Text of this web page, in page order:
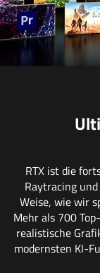
RTX ist die
Raytracing
Weise, wie wir
Mehr als 700
realistische
modernsten KI-